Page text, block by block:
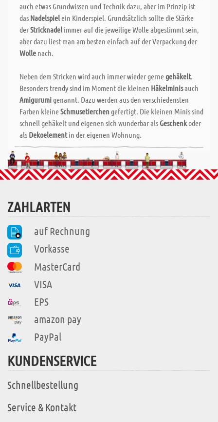
auch etwas Grundwissen und Technik dazu, aber im Prinzip ist
das Nadelspielein Kinderspiel. Grundsätzlich sollte die Stärke
derStricknadelimmer auf die jeweilige Wolle abgestimmt sein,
aber dazu liest man am besten einfach auf der Verpackung der
Wolle nach.
Neben dem Stricken wird auch immer wieder gernegehäkelt.
Besonders trendy sind im Moment die kleinen Häkelminisauch
Amigurumigenannt. Dazu werden aus den verschiedensten
Farben kleineSchmusetierchengefertigt. Die kleinen Minis sind
schnell gehäkelt und eigenen sich wunderbar als Geschenkoder
als Dekoelementin der eigenen Wohnung.
ZAHLARTEN
auf Rechnung
Vorkasse
MasterCard
VISA
EPS
amazon pay
PayPal
KUNDENSERVICE
Schnellbestellung
Service & Kontakt